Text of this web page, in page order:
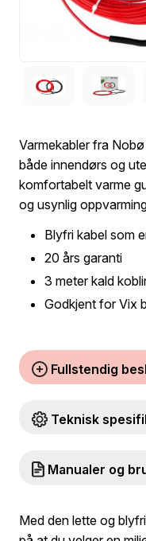
Varmekabler fra
både innendørs og
komfortabelt varme
og usynlig
Blyfri kabel som
20 års garanti
3 meter kald
Godkjent for Vix
Fullstendig
Teknisk
Manualer og
Med den lette og